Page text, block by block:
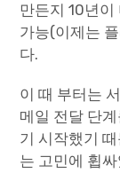
만든지 10년이
가능(이제는
다.
이 때 부터는
메일 전달 단
기 시작했기
는 고민에 휩